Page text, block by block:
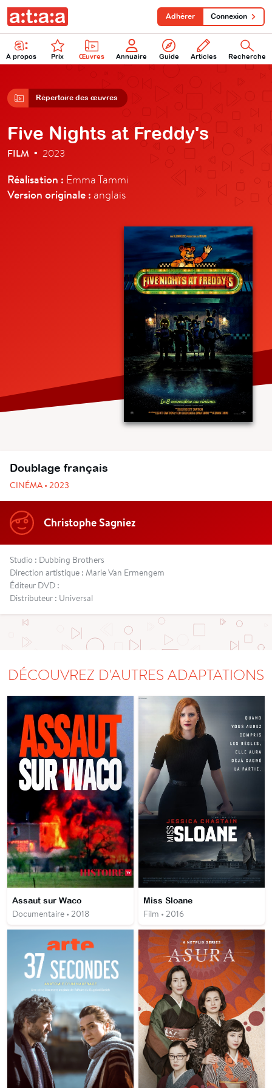
À propos Prix Œuvres Annuaire Guide Articles Recherche
Adhérer Connexion
Répertoire des œuvres
Five Nights at Freddy's
FILM • 2023
Réalisation : Emma Tammi
Version originale : anglais
Doublage français
CINÉMA • 2023
Christophe Sagniez
Studio : Dubbing Brothers
Direction artistique : Marie Van Ermengem
Éditeur DVD :
Distributeur : Universal
DÉCOUVREZ D'AUTRES ADAPTATIONS
Assaut sur Waco
Documentaire • 2018
Miss Sloane
Film • 2016